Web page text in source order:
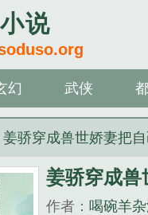
说
幻 武侠
姜骄穿成兽世娇妻把
姜骄穿成兽
作者：喝碗羊